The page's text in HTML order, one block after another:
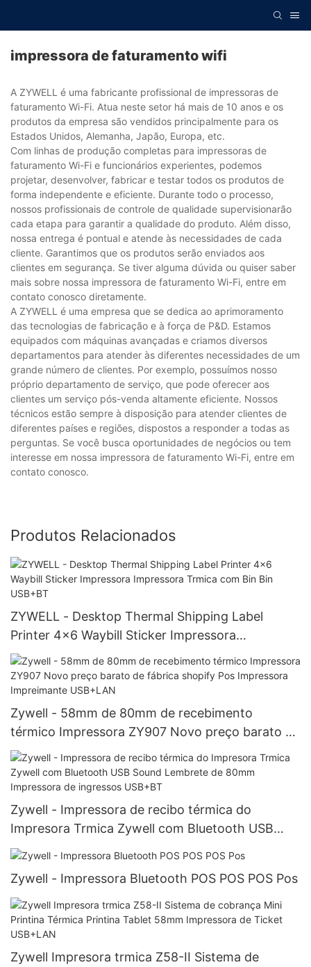
impressora de faturamento wifi
A ZYWELL é uma fabricante profissional de impressoras de
faturamento Wi-Fi. Atua neste setor há mais de 10 anos e os
produtos da empresa são vendidos principalmente para os
Estados Unidos, Alemanha, Japão, Europa, etc.
Com linhas de produção completas para impressoras de
faturamento Wi-Fi e funcionários experientes, podemos
projetar, desenvolver, fabricar e testar todos os produtos de
forma independente e eficiente. Durante todo o processo,
nossos profissionais de controle de qualidade supervisionarão
cada etapa para garantir a qualidade do produto. Além disso,
nossa entrega é pontual e atende às necessidades de cada
cliente. Garantimos que os produtos serão enviados aos
clientes em segurança. Se tiver alguma dúvida ou quiser saber
mais sobre nossa impressora de faturamento Wi-Fi, entre em
contato conosco diretamente.
A ZYWELL é uma empresa que se dedica ao aprimoramento
das tecnologias de fabricação e à força de P&D. Estamos
equipados com máquinas avançadas e criamos diversos
departamentos para atender às diferentes necessidades de um
grande número de clientes. Por exemplo, possuímos nosso
próprio departamento de serviço, que pode oferecer aos
clientes um serviço pós-venda altamente eficiente. Nossos
técnicos estão sempre à disposição para atender clientes de
diferentes países e regiões, dispostos a responder a todas as
perguntas. Se você busca oportunidades de negócios ou tem
interesse em nossa impressora de faturamento Wi-Fi, entre em
contato conosco.
Produtos Relacionados
ZYWELL - Desktop Thermal Shipping Label
Printer 4x6 Waybill Sticker Impressora
Impressora Trmica com Bin Bin USB+BT
Zywell - 58mm de 80mm de recebimento
térmico Impressora ZY907 Novo preço barato de
fábrica shopify Pos Impressora Impreimante
USB+LAN
Zywell - Impressora de recibo térmica do
Impresora Trmica Zywell com Bluetooth USB
Sound Lembrete de 80mm Impressora de
ingressos USB+BT
Zywell - Impressora Bluetooth POS POS POS Pos
Zywell Impresora trmica Z58-II Sistema de